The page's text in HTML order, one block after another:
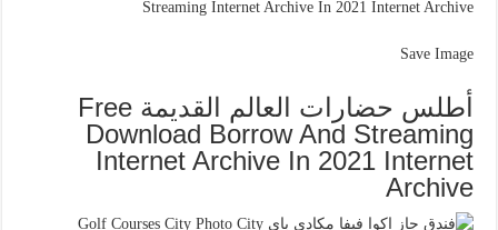
Save Image
أطلس حضارات العالم القديمة Free
Download Borrow And Streaming
Internet Archive In 2021 Internet
Archive